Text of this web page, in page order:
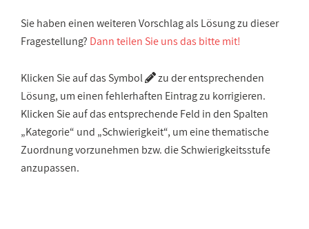
Sie haben einen weiteren Vorschlag als Lösung zu dieser
Fragestellung? Dann teilen Sie uns das bitte mit!
Klicken Sie auf das Symbol
zu der entsprechenden
Lösung, um einen fehlerhaften Eintrag zu korrigieren.
Klicken Sie auf das entsprechende Feld in den Spalten
„Kategorie“ und „Schwierigkeit“, um eine thematische
Zuordnung vorzunehmen bzw. die Schwierigkeitsstufe
anzupassen.